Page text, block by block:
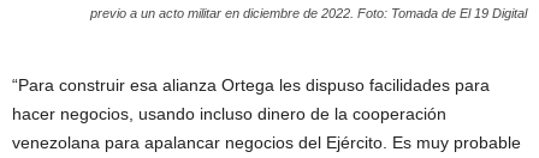
previo a un acto militar en diciembre de 2022. Foto: Tomada de El 19 Digital
“Para construir esa alianza Ortega les dispuso facilidades para
hacer negocios, usando incluso dinero de la cooperación
venezolana para apalancar negocios del Ejército. Es muy probable